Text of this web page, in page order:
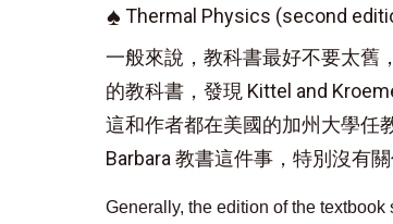
♠ Thermal Physics (second
一般來說，教科書最好不要太舊
的教科書，發現 Kittel and
這和作者都在美國的加州大學任
Barbara 教書這件事，特別沒有關
Generally, the edition of the